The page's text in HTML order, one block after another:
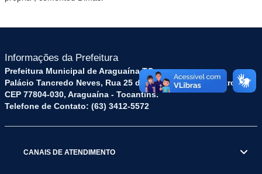
Informações da Prefeitura
Prefeitura Municipal de Araguaína TO
Palácio Tancredo Neves, Rua 25 de Dezembro, 52 - Centro
CEP 77804-030, Araguaína - Tocantins.
Telefone de Contato: (63) 3412-5572
CANAIS DE ATENDIMENTO